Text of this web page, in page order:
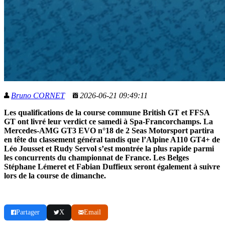
Bruno CORNET
2026-06-21 09:49:11
Les qualifications de la course commune British GT et FFSA
GT ont livré leur verdict ce samedi à Spa-Francorchamps. La
Mercedes-AMG GT3 EVO n°18 de 2 Seas Motorsport partira
en tête du classement général tandis que l’Alpine A110 GT4+ de
Léo Jousset et Rudy Servol s’est montrée la plus rapide parmi
les concurrents du championnat de France. Les Belges
Stéphane Lémeret et Fabian Duffieux seront également à suivre
lors de la course de dimanche.
Partager X Email